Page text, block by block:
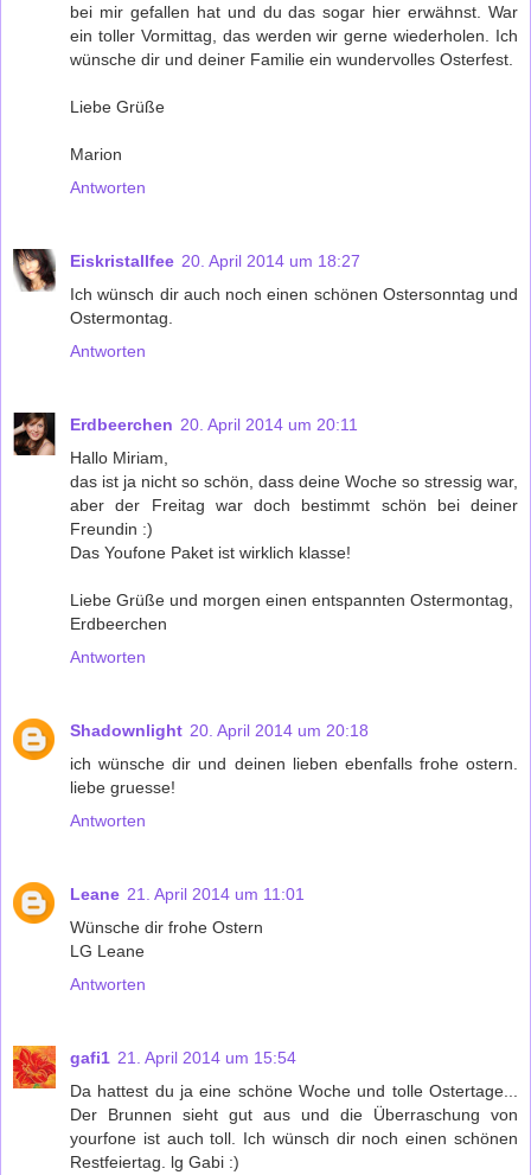
bei mir gefallen hat und du das sogar hier erwähnst. War
ein toller Vormittag, das werden wir gerne wiederholen. Ich
wünsche dir und deiner Familie ein wundervolles Osterfest.
Liebe Grüße
Marion
Antworten
Eiskristallfee 20. April 2014 um 18:27
Ich wünsch dir auch noch einen schönen Ostersonntag und
Ostermontag.
Antworten
Erdbeerchen 20. April 2014 um 20:11
Hallo Miriam,
das ist ja nicht so schön, dass deine Woche so stressig war,
aber der Freitag war doch bestimmt schön bei deiner
Freundin :)
Das Youfone Paket ist wirklich klasse!
Liebe Grüße und morgen einen entspannten Ostermontag,
Erdbeerchen
Antworten
Shadownlight 20. April 2014 um 20:18
ich wünsche dir und deinen lieben ebenfalls frohe ostern.
liebe gruesse!
Antworten
Leane 21. April 2014 um 11:01
Wünsche dir frohe Ostern
LG Leane
Antworten
gafi1 21. April 2014 um 15:54
Da hattest du ja eine schöne Woche und tolle Ostertage...
Der Brunnen sieht gut aus und die Überraschung von
yourfone ist auch toll. Ich wünsch dir noch einen schönen
Restfeiertag. lg Gabi :)